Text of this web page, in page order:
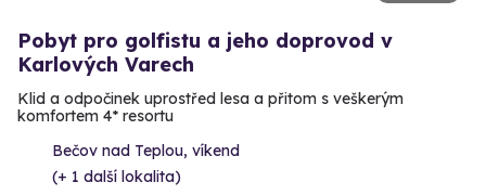
Pobyt pro golfistu a jeho doprovod v
Karlových Varech
Klid a odpočinek uprostřed lesa a přitom s veškerým
komfortem 4* resortu
Bečov nad Teplou, víkend
(+ 1 další lokalita)